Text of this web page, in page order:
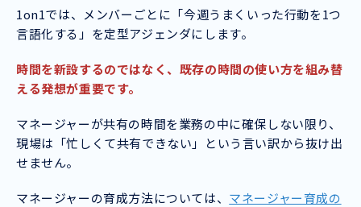
1on1では、メンバーごとに「今週うまくいった行動を1つ
言語化する」を定型アジェンダにします。
時間を新設するのではなく、既存の時間の使い方を組み替
える発想が重要です。
マネージャーが共有の時間を業務の中に確保しない限り、
現場は「忙しくて共有できない」という言い訳から抜け出
せません。
マネージャーの育成方法については、 マネージャー育成の